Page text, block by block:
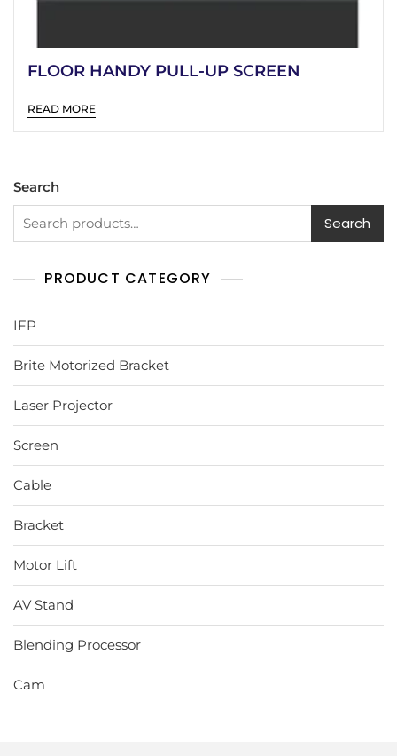
FLOOR HANDY PULL-UP SCREEN
READ MORE
Search
Search
PRODUCT CATEGORY
IFP
Brite Motorized Bracket
Laser Projector
Screen
Cable
Bracket
Motor Lift
AV Stand
Blending Processor
Cam